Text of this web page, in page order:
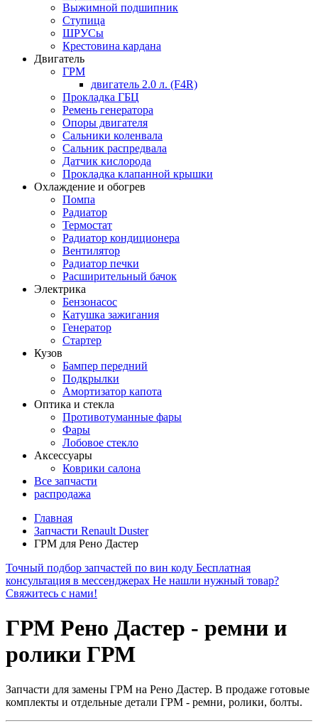
Выжимной подшипник
Ступица
ШРУСы
Крестовина кардана
Двигатель
ГРМ
двигатель 2.0 л. (F4R)
Прокладка ГБЦ
Ремень генератора
Опоры двигателя
Сальники коленвала
Сальник распредвала
Датчик кислорода
Прокладка клапанной крышки
Охлаждение и обогрев
Помпа
Радиатор
Термостат
Радиатор кондиционера
Вентилятор
Радиатор печки
Расширительный бачок
Электрика
Бензонасос
Катушка зажигания
Генератор
Стартер
Кузов
Бампер передний
Подкрылки
Амортизатор капота
Оптика и стекла
Противотуманные фары
Фары
Лобовое стекло
Аксессуары
Коврики салона
Все запчасти
распродажа
Главная
Запчасти Renault Duster
ГРМ для Рено Дастер
Точный подбор запчастей по вин коду Бесплатная
консультация в мессенджерах Не нашли нужный товар?
Свяжитесь с нами!
ГРМ Рено Дастер - ремни и
ролики ГРМ
Запчасти для замены ГРМ на Рено Дастер. В продаже готовые
комплекты и отдельные детали ГРМ - ремни, ролики, болты.